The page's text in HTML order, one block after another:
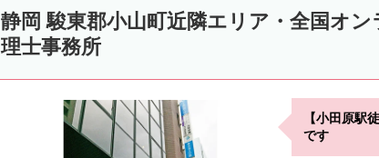
静岡 駿東郡小山町近隣エリア・全国オ
理士事務所
【小田原駅
です